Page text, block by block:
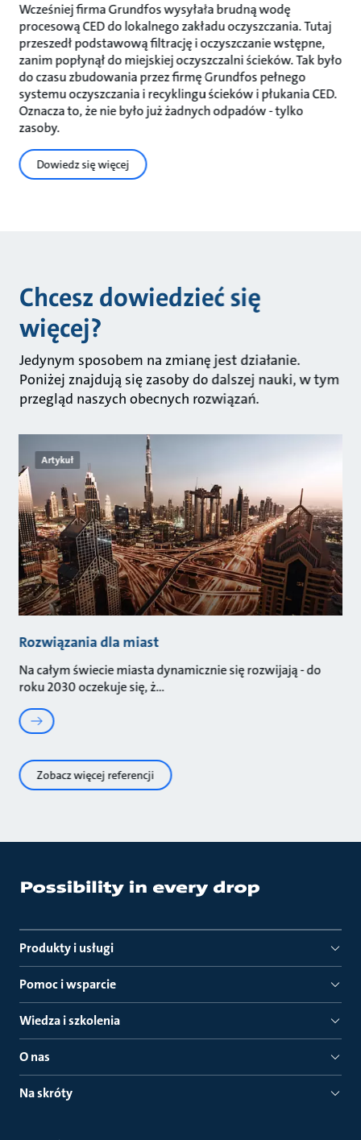
Wcześniej firma Grundfos wysyłała brudną wodę
procesową CED do lokalnego zakładu oczyszczania. Tutaj
przeszedł podstawową filtrację i oczyszczanie wstępne,
zanim popłynął do miejskiej oczyszczalni ścieków. Tak było
do czasu zbudowania przez firmę Grundfos pełnego
systemu oczyszczania i recyklingu ścieków i płukania CED.
Oznacza to, że nie było już żadnych odpadów - tylko
zasoby.
Dowiedz się więcej
Chcesz dowiedzieć się
więcej?
Jedynym sposobem na zmianę jest działanie.
Poniżej znajdują się zasoby do dalszej nauki, w tym
przegląd naszych obecnych rozwiązań.
Artykuł
Rozwiązania dla miast
Na całym świecie miasta dynamicznie się rozwijają - do
roku 2030 oczekuje się, ż
Zobacz więcej referencji
Produkty i usługi
Pomoc i wsparcie
Wiedza i szkolenia
O nas
Na skróty